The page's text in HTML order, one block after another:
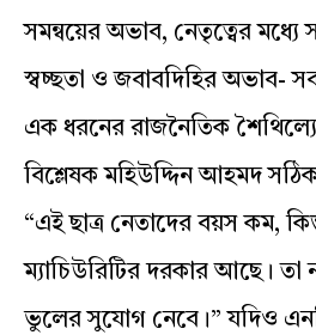
সমন্বয়ের অভাব, নেতৃত্বের মধ্যে
স্বচ্ছতা ও জবাবদিহির অভাব-
এক ধরনের রাজনৈতিক
বিশ্লেষক মহিউদ্দিন আহমদ
“এই ছাত্র নেতাদের বয়স কম,
ম্যাচিউরিটির দরকার আছে। তা
ভুলের সুযোগ নেবে।” যদিও